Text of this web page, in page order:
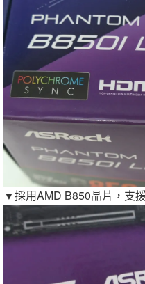
▼採用AMD B850晶片，支